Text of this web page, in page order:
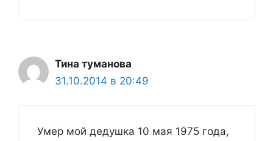
Тина туманова
31.10.2014 в 20:49
Умер мой дедушка 10 мая 1975 года,